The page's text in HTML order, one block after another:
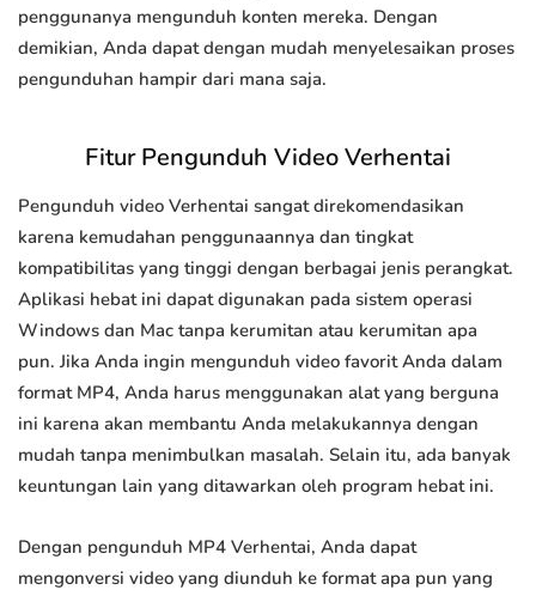
penggunanya mengunduh konten mereka. Dengan
demikian, Anda dapat dengan mudah menyelesaikan proses
pengunduhan hampir dari mana saja.
Fitur Pengunduh Video Verhentai
Pengunduh video Verhentai sangat direkomendasikan
karena kemudahan penggunaannya dan tingkat
kompatibilitas yang tinggi dengan berbagai jenis perangkat.
Aplikasi hebat ini dapat digunakan pada sistem operasi
Windows dan Mac tanpa kerumitan atau kerumitan apa
pun. Jika Anda ingin mengunduh video favorit Anda dalam
format MP4, Anda harus menggunakan alat yang berguna
ini karena akan membantu Anda melakukannya dengan
mudah tanpa menimbulkan masalah. Selain itu, ada banyak
keuntungan lain yang ditawarkan oleh program hebat ini.
Dengan pengunduh MP4 Verhentai, Anda dapat
mengonversi video yang diunduh ke format apa pun yang